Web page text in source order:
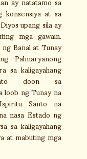
konsensiya at sa
upang sila ay
mga gawain.
Banal at Tunay
Palmaryanong
sa kaligayahang
doon sa
loob ng Tunay na
Santo na
nasa Estado ng
sa kaligayahang
at mabuting mga